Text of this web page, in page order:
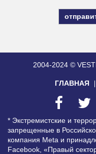
2004-2024 ©
ГЛАВНАЯ
* Экстремистские и
запрещенные в
компания Meta и
Facebook, «Правый